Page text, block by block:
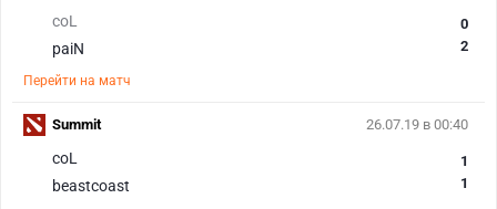
coL
paiN
0
2
Перейти на матч
26.07.19 в 00:40
coL
beastcoast
1
1
Summit